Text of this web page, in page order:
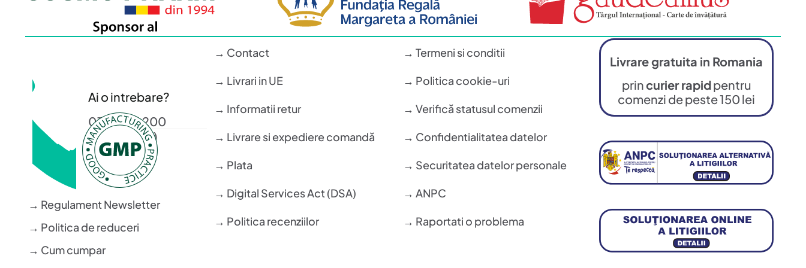
Ai o intrebare?
0372 372 200
(L-V: 08-16)
→ Regulament Newsletter
→ Politica de reduceri
→ Cum cumpar
→ Contact
→ Livrari in UE
→ Informatii retur
→ Livrare si expediere comandă
→ Plata
→ Digital Services Act (DSA)
→ Politica recenziilor
→ Termeni si conditii
→ Politica cookie-uri
→ Verifică statusul comenzii
→ Confidentialitatea datelor
→ Securitatea datelor personale
→ ANPC
→ Raportati o problema
Livrare gratuita in Romania
princurier rapidpentru
comenzi de peste 150 lei